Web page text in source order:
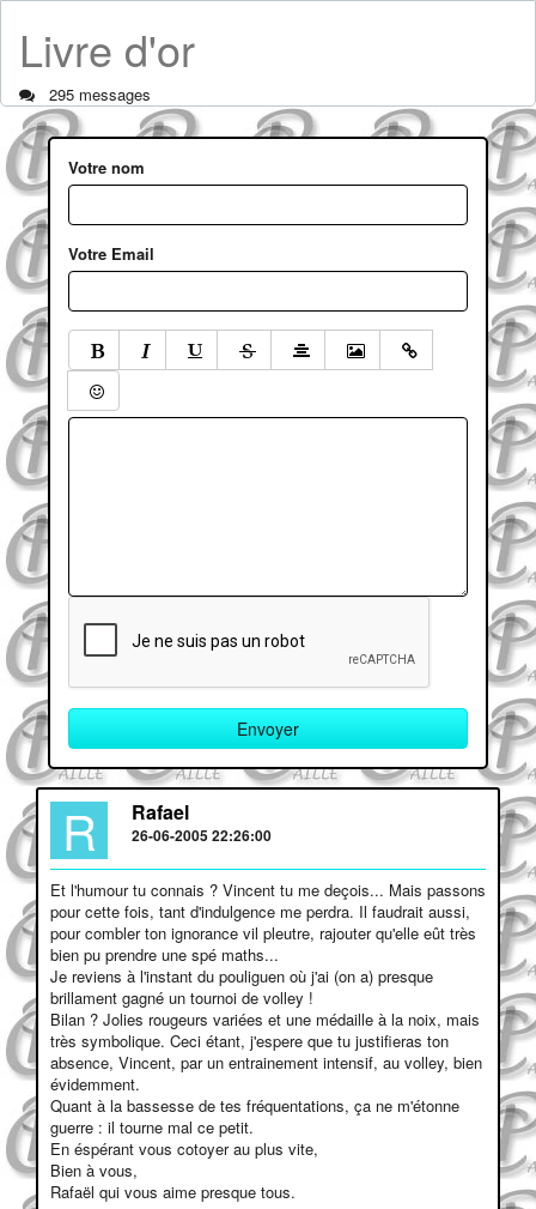
Livre d'or
295 messages
Votre nom
Votre Email
R Rafael
26-06-2005 22:26:00
Et l'humour tu connais ? Vincent tu me deçois... Mais passons
pour cette fois, tant d'indulgence me perdra. Il faudrait aussi,
pour combler ton ignorance vil pleutre, rajouter qu'elle eût très
bien pu prendre une spé maths...
Je reviens à l'instant du pouliguen où j'ai (on a) presque
brillament gagné un tournoi de volley !
Bilan ? Jolies rougeurs variées et une médaille à la noix, mais
très symbolique. Ceci étant, j'espere que tu justifieras ton
absence, Vincent, par un entrainement intensif, au volley, bien
évidemment.
Quant à la bassesse de tes fréquentations, ça ne m'étonne
guerre : il tourne mal ce petit.
En éspérant vous cotoyer au plus vite,
Bien à vous,
Rafaël qui vous aime presque tous.